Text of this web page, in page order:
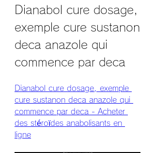
Dianabol cure dosage,
exemple cure sustanon
deca anazole qui
commence par deca
Dianabol cure dosage, exemple
cure sustanon deca anazole qui
commence par deca - Acheter
des stéroïdes anabolisants en
ligne